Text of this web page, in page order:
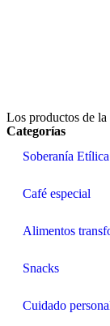
Los productos de
Categorías
Soberanía Etílica
Café especial
Alimentos
Snacks
Cuidado